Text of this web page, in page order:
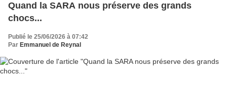
Quand la SARA nous préserve des grands
chocs...
Publié le 25/06/2026 à 07:42
Par Emmanuel de Reynal